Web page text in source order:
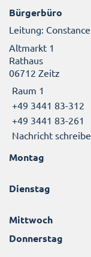
Bürgerbüro
Leitung:
Altmarkt 1
Rathaus
06712 Zeitz
Raum 1
+49 3441 83-312
+49 3441 83-261
Nachricht
Montag
Dienstag
Mittwoch
Donnerstag